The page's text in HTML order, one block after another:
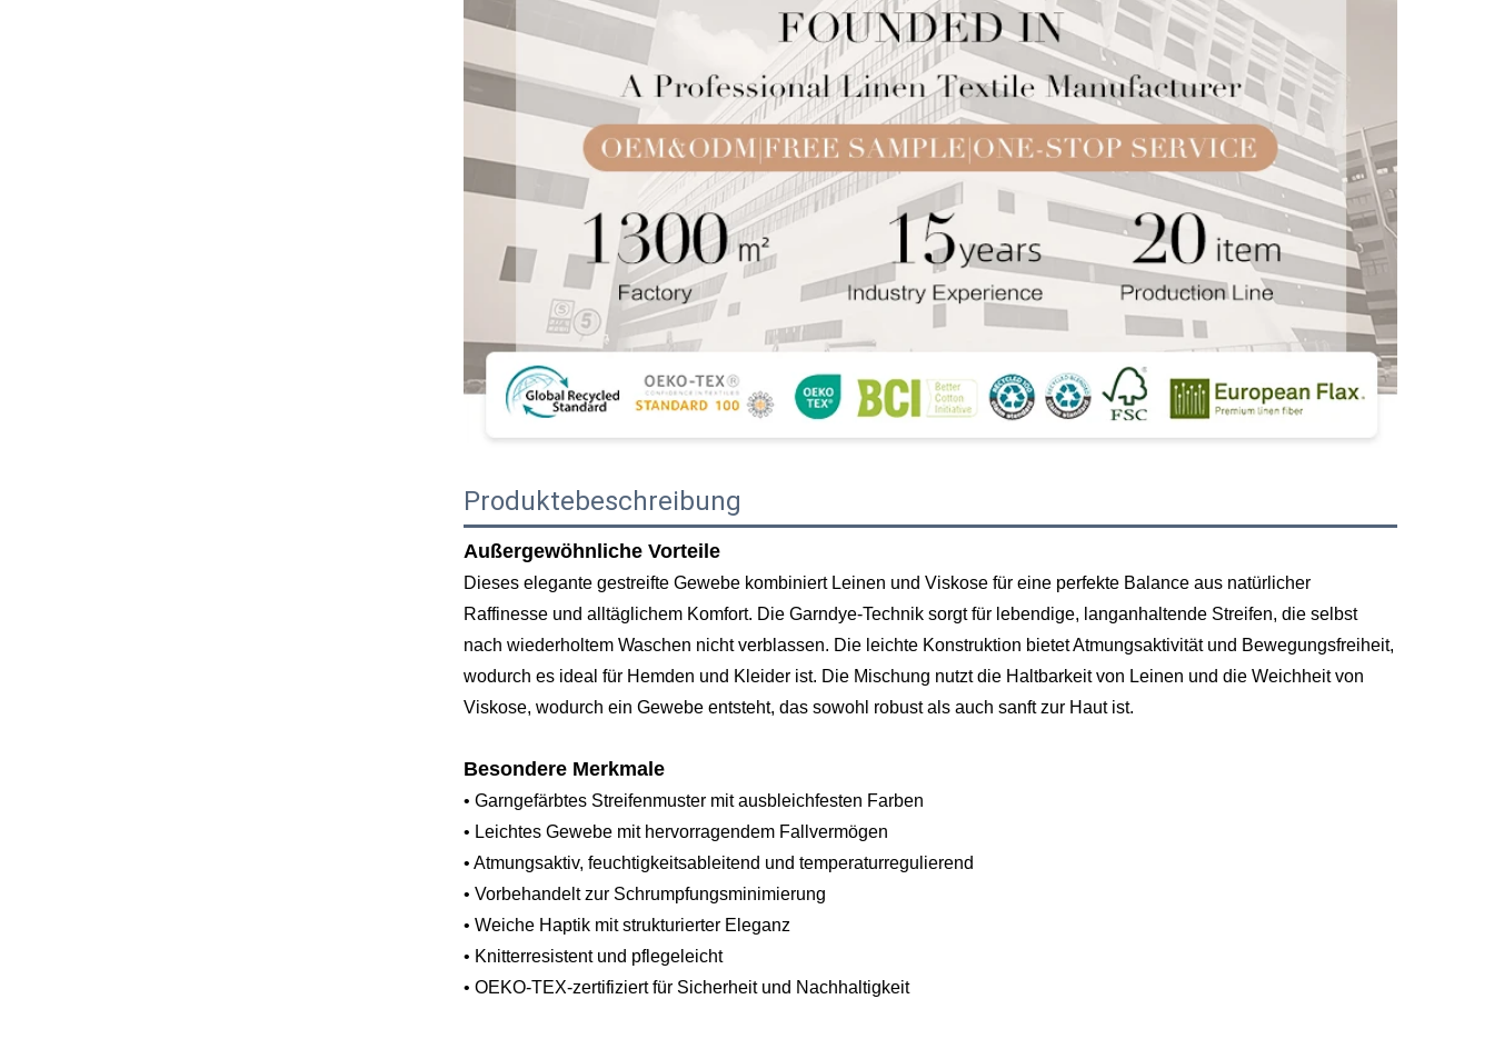
Produktebeschreibung
Außergewöhnliche Vorteile
Dieses elegante gestreifte Gewebe kombiniert Leinen und Viskose für eine perfekte Balance aus natürlicher
Raffinesse und alltäglichem Komfort. Die Garndye-Technik sorgt für lebendige, langanhaltende Streifen, die selbst
nach wiederholtem Waschen nicht verblassen. Die leichte Konstruktion bietet Atmungsaktivität und Bewegungsfreiheit,
wodurch es ideal für Hemden und Kleider ist. Die Mischung nutzt die Haltbarkeit von Leinen und die Weichheit von
Viskose, wodurch ein Gewebe entsteht, das sowohl robust als auch sanft zur Haut ist.
Besondere Merkmale
• Garngefärbtes Streifenmuster mit ausbleichfesten Farben
• Leichtes Gewebe mit hervorragendem Fallvermögen
• Atmungsaktiv, feuchtigkeitsableitend und temperaturregulierend
• Vorbehandelt zur Schrumpfungsminimierung
• Weiche Haptik mit strukturierter Eleganz
• Knitterresistent und pflegeleicht
• OEKO-TEX-zertifiziert für Sicherheit und Nachhaltigkeit